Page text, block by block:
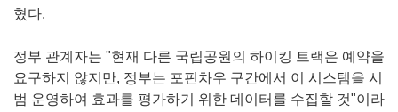
혔다.
정부 관계자는 "현재 다른 국립공원의 하이킹 트랙은 예약을
요구하지 않지만, 정부는 포핀차우 구간에서 이 시스템을 시
범 운영하여 효과를 평가하기 위한 데이터를 수집할 것"이라